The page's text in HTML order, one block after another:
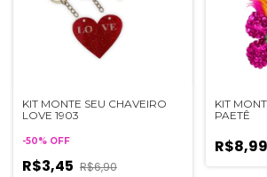
KIT MONTE SEU CHAVEIRO
LOVE 1903
-50% OFF
R$3,45 R$6,90
KIT
PAETÊ
R$8,99